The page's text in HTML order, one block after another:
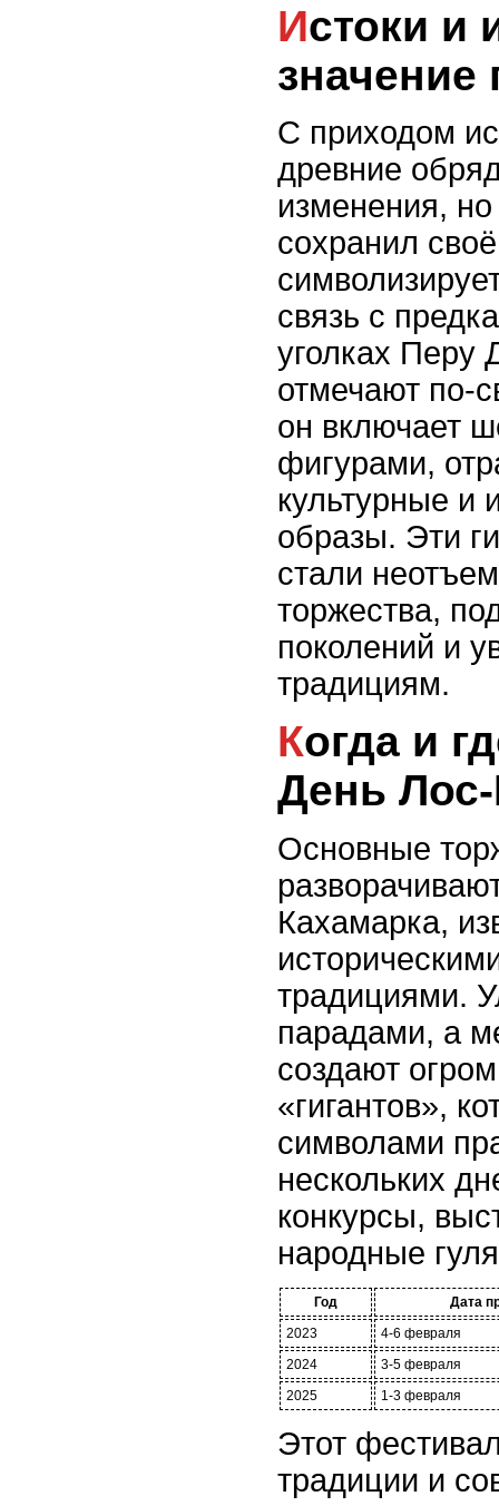
Истоки и историческое
значение
С приходом
древние
изменения,
сохранил
связь с
уголках Перу
отмечают по-
он включает
фигурами,
культурные и
образы. Эти
стали
торжества,
поколений и
традициям.
Когда и где проходит
День Лос-
Основные
Кахамарка,
традициями.
парадами, а
создают
«гигантов»,
символами
нескольких
конкурсы,
народные
Год
Дата
2023
4-6 февраля
2024
3-5 февраля
2025
1-3 февраля
Этот
традиции и